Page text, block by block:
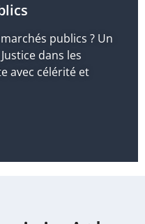
publics ? Un
dans les
avec célérité et